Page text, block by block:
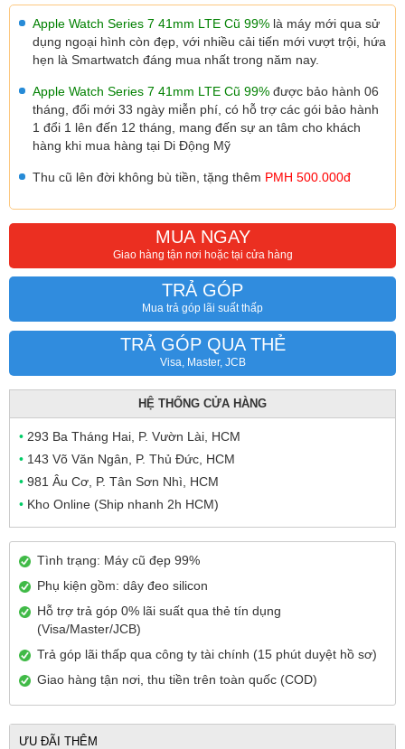
Apple Watch Series 7 41mm LTE Cũ 99% là máy mới qua sử
dụng ngoại hình còn đẹp, với nhiều cải tiến mới vượt trội, hứa
hẹn là Smartwatch đáng mua nhất trong năm nay.
Apple Watch Series 7 41mm LTE Cũ 99% được bảo hành 06
tháng , đổi mới 33 ngày miễn phí, có hỗ trợ các gói bảo hành
1 đổi 1 lên đến 12 tháng, mang đến sự an tâm cho khách
hàng khi mua hàng tại Di Động Mỹ
Thu cũ lên đời không bù tiền, tặng thêm PMH 500.000đ
MUA NGAY
Giao hàng tận nơi hoặc tại cửa hàng
TRẢ GÓP
Mua trả góp lãi suất thấp
TRẢ GÓP QUA THẺ
Visa, Master, JCB
HỆ THỐNG CỬA HÀNG
• 293 Ba Tháng Hai, P. Vườn Lài, HCM
• 143 Võ Văn Ngân, P. Thủ Đức, HCM
• 981 Âu Cơ, P. Tân Sơn Nhì, HCM
• Kho Online (Ship nhanh 2h HCM)
Tình trạng: Máy cũ đẹp 99%
Phụ kiện gồm: dây đeo silicon
Hỗ trợ trả góp 0% lãi suất qua thẻ tín dụng
(Visa/Master/JCB)
Trả góp lãi thấp qua công ty tài chính (15 phút duyệt hồ sơ)
Giao hàng tận nơi, thu tiền trên toàn quốc (COD)
ƯU ĐÃI THÊM